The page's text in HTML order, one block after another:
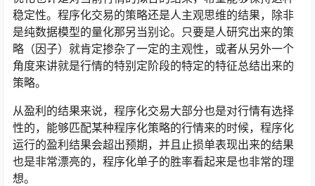
稳定性。程序化交易的策略还是人主观思维的结果，除非
是纯数据模型的量化那另当别论。只要是人研究出来的策
略（因子）就肯定掺杂了一定的主观性，或者从另外一个
角度来讲就是行情的特别定阶段的特定的特征总结出来的
策略。
从盈利的结果来说，程序化交易大部分也是对行情有选择
性的，能够匹配某种程序化策略的行情来的时候，程序化
运行的盈利结果会超出预期，并且止损单表现出来的结果
也是非常漂亮的，程序化单子的胜率看起来是也非常的理
想。